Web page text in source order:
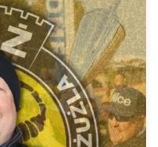
Żużlowej, PSŻ Poznań
przyszły sezon. Oprócz
tygodniu
zarządzała drużyną.
Bajerski. Źródło: Fot.